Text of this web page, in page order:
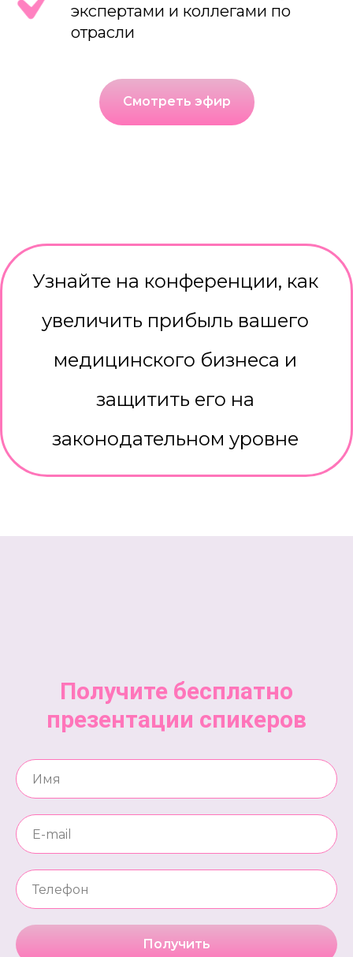
экспертами и коллегами по
отрасли
Смотреть эфир
Узнайте на конференции, как
увеличить прибыль вашего
медицинского бизнеса и
защитить его на
законодательном уровне
Получите бесплатно
презентации спикеров
Получить